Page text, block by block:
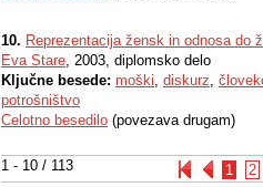
1 - 10 / 113 1 2
10. Reprezentacija žensk in odnosa do
Eva Stare, 2003, diplomsko delo
Ključne besede: moški, diskurz,
potrošništvo
Celotno besedilo (povezava drugam)